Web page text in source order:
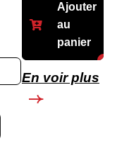
Ajouter
au
panier
En voir plus